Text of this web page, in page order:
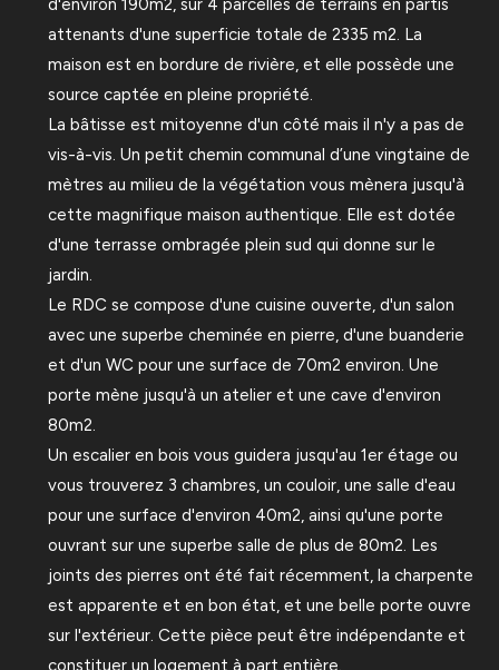
attenants d'une superficie totale de 2335 m2. La
maison est en bordure de rivière, et elle possède une
source captée en pleine propriété.
La bâtisse est mitoyenne d'un côté mais il n'y a pas de
vis-à-vis. Un petit chemin communal d’une vingtaine de
mètres au milieu de la végétation vous mènera jusqu'à
cette magnifique maison authentique. Elle est dotée
d'une terrasse ombragée plein sud qui donne sur le
jardin.
Le RDC se compose d'une cuisine ouverte, d'un salon
avec une superbe cheminée en pierre, d'une buanderie
et d'un WC pour une surface de 70m2 environ. Une
porte mène jusqu'à un atelier et une cave d'environ
80m2.
Un escalier en bois vous guidera jusqu'au 1er étage ou
vous trouverez 3 chambres, un couloir, une salle d'eau
pour une surface d'environ 40m2, ainsi qu'une porte
ouvrant sur une superbe salle de plus de 80m2. Les
joints des pierres ont été fait récemment, la charpente
est apparente et en bon état, et une belle porte ouvre
sur l'extérieur. Cette pièce peut être indépendante et
constituer un logement à part entière.